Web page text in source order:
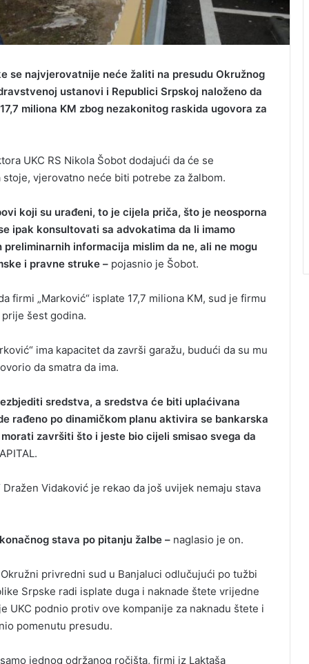
se najvjerovatnije neće žaliti na presudu Okružnog
ustanovi i Republici Srpskoj naloženo da
miliona KM zbog nezakonitog raskida ugovora za
UKC RS Nikola Šobot dodajući da će se
vjerovatno neće biti potrebe za žalbom.
koji su urađeni, to je cijela priča, što je neosporna
ipak konsultovati sa advokatima da li imamo
informacija mislim da ne, ali ne mogu
i pravne struke – pojasnio je Šobot.
firmi „Marković“ isplate 17,7 miliona KM, sud je firmu
šest godina.
ima kapacitet da završi garažu, budući da su mu
da smatra da ima.
sredstva, a sredstva će biti uplaćivana
rađeno po dinamičkom planu aktivira se bankarska
završiti što i jeste bio cijeli smisao svega da
Vidaković je rekao da još uvijek nemaju stava
stava po pitanju žalbe – naglasio je on.
privredni sud u Banjaluci odlučujući po tužbi
Srpske radi isplate duga i naknade štete vrijedne
UKC podnio protiv ove kompanije za naknadu štete i
pomenutu presudu.
jednog održanog ročišta, firmi iz Laktaša